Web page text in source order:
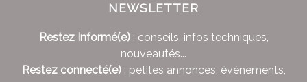
NEWSLETTER
Restez Informé(e): conseils, infos techniques,
nouveautés...
Restez connecté(e): petites annonces, événements,